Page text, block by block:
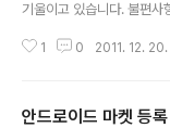
기울이고 있습니다. 불편사
갑니다.
1 0 2011. 12. 20.
안드로이드 마켓 등록